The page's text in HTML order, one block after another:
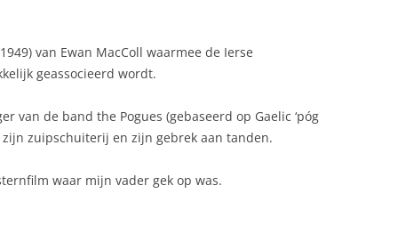
van Ewan MacColl waarmee de Ierse
geassocieerd wordt.
van de band the Pogues (gebaseerd op Gaelic ‘póg
zijn zuipschuiterij en zijn gebrek aan tanden.
waar mijn vader gek op was.